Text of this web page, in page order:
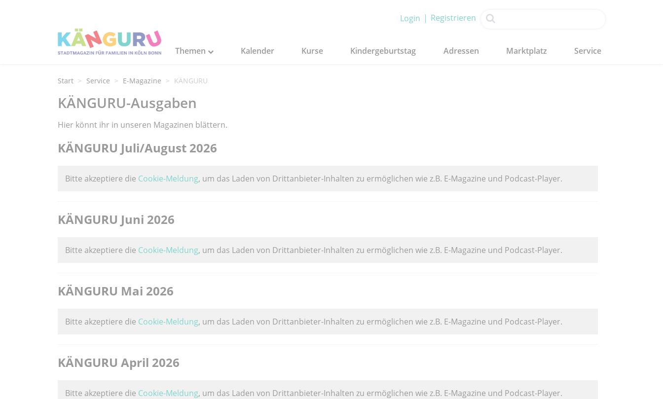
Login Registrieren
Themen Kalender Kurse Kindergeburtstag Adressen Marktplatz Service
Start Service E-Magazine KÄNGURU
KÄNGURU-Ausgaben
Hier könnt ihr in unseren Magazinen blättern.
KÄNGURU Juli/August 2026
Bitte akzeptiere die Cookie-Meldung, um das Laden von Drittanbieter-Inhalten zu ermöglichen wie z.B. E-Magazine und Podcast-Player.
KÄNGURU Juni 2026
Bitte akzeptiere die Cookie-Meldung, um das Laden von Drittanbieter-Inhalten zu ermöglichen wie z.B. E-Magazine und Podcast-Player.
KÄNGURU Mai 2026
Bitte akzeptiere die Cookie-Meldung, um das Laden von Drittanbieter-Inhalten zu ermöglichen wie z.B. E-Magazine und Podcast-Player.
KÄNGURU April 2026
Bitte akzeptiere die Cookie-Meldung, um das Laden von Drittanbieter-Inhalten zu ermöglichen wie z.B. E-Magazine und Podcast-Player.